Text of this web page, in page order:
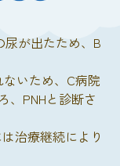
が出たため、B
いため、C病院
、PNHと診断さ
治療継続により